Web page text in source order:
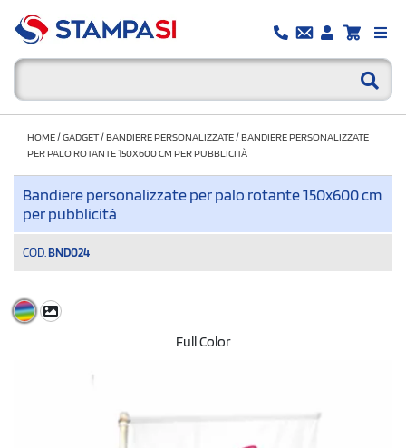
HOME/GADGET/BANDIERE PERSONALIZZATE/BANDIERE PERSONALIZZATE
PER PALO ROTANTE 150X600 CM PER PUBBLICITÀ
Bandiere personalizzate per palo rotante 150x600 cm
per pubblicità
COD. BND024
Full Color